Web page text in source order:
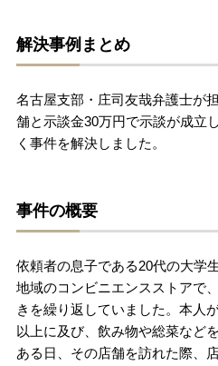
弁護士紹介
弁護士費用
解決実績
ご依頼者からのお手紙
無料相談の口コミ評判
解決事例まとめ
名古屋支部・庄司友哉弁護士が
舗と示談金30万円で示談が成立
く事件を解決しました。
事件の概要
依頼者の息子である20代の大学
地域のコンビニエンスストアで
きを繰り返していました。本人
以上に及び、飲み物や総菜など
ある日、その店舗を訪れた際、